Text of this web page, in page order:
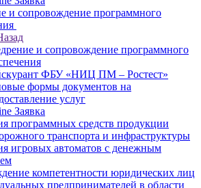
и сопровождение программного
и сопровождение программного
ФБУ «НИЦ ПМ – Ростест»
формы документов на
услуг
Заявка
программных средств продукции
транспорта и инфраструктуры
игровых автоматов с денежным
компетентности юридических лиц
предпринимателей в области